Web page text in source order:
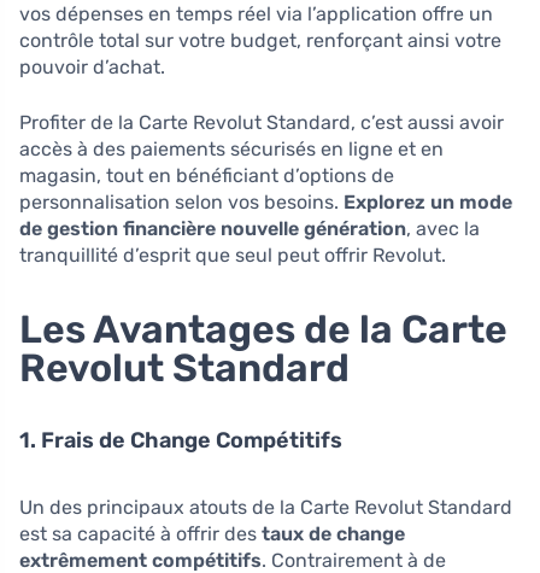
vos dépenses en temps réel via l’application offre un
contrôle total sur votre budget, renforçant ainsi votre
pouvoir d’achat.
Profiter de la Carte Revolut Standard, c’est aussi avoir
accès à des paiements sécurisés en ligne et en
magasin, tout en bénéficiant d’options de
personnalisation selon vos besoins. Explorez un mode
de gestion financière nouvelle génération, avec la
tranquillité d’esprit que seul peut offrir Revolut.
Les Avantages de la Carte
Revolut Standard
1. Frais de Change Compétitifs
Un des principaux atouts de la Carte Revolut Standard
est sa capacité à offrir des taux de change
extrêmement compétitifs. Contrairement à de